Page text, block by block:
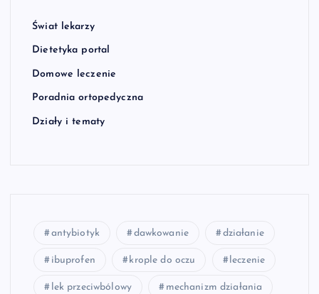
Świat lekarzy
Dietetyka portal
Domowe leczenie
Poradnia ortopedyczna
Działy i tematy
antybiotyk dawkowanie działanie
ibuprofen krople do oczu leczenie
lek przeciwbólowy mechanizm działania